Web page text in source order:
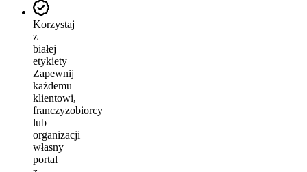
Korzystaj
z
białej
etykiety
Zapewnij
każdemu
klientowi,
franczyzobiorcy
lub
organizacji
własny
portal